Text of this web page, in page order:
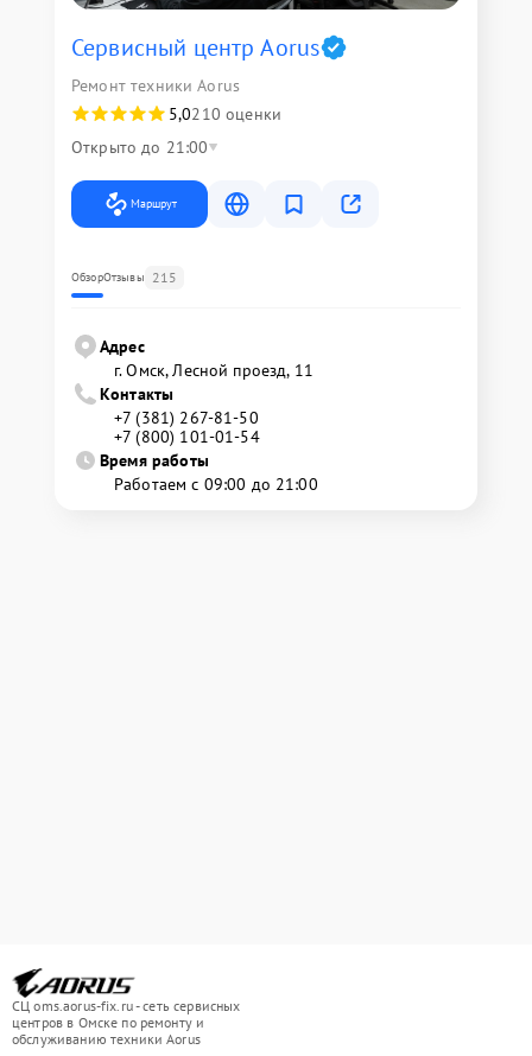
Сервисный центр Aorus
Ремонт техники Aorus
5,0210 оценки
Открыто до 21:00
Маршрут
ОбзорОтзывы 215
Адрес
г. Омск, ​Лесной проезд, 11
Контакты
+7 (381) 267-81-50
+7 (800) 101-01-54
Время работы
Работаем с 09:00 до 21:00
СЦ oms.aorus-fix.ru - сеть сервисных
центров в Омске по ремонту и
обслуживанию техники Aorus